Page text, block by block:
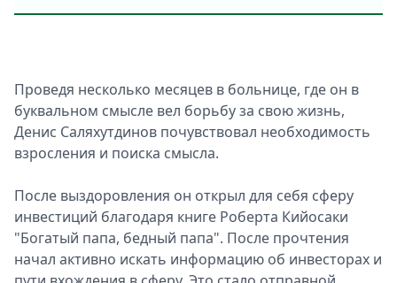
Проведя несколько месяцев в больнице, где он в
буквальном смысле вел борьбу за свою жизнь,
Денис Саляхутдинов почувствовал необходимость
взросления и поиска смысла.
После выздоровления он открыл для себя сферу
инвестиций благодаря книге Роберта Кийосаки
"Богатый папа, бедный папа". После прочтения
начал активно искать информацию об инвесторах и